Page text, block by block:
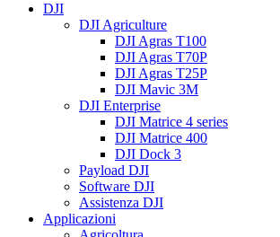
DJI
DJI Agriculture
DJI Agras T100
DJI Agras T70P
DJI Agras T25P
DJI Mavic 3M
DJI Enterprise
DJI Matrice 4 series
DJI Matrice 400
DJI Dock 3
Payload DJI
Software DJI
Assistenza DJI
Applicazioni